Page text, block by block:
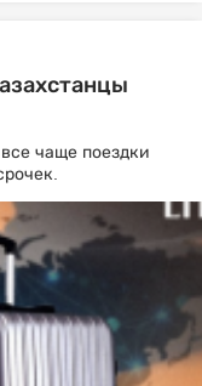
чаще поездки